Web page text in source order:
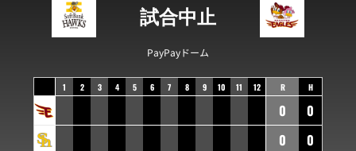
試合中止
PayPayドーム
1 2 3 4 5 6 7 8 9 10 11 12 R H
0
0
0
0